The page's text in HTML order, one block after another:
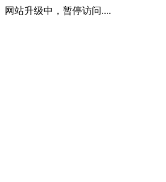
网站升级中，暂停访问....